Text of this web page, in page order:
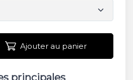
Ajouter au panier